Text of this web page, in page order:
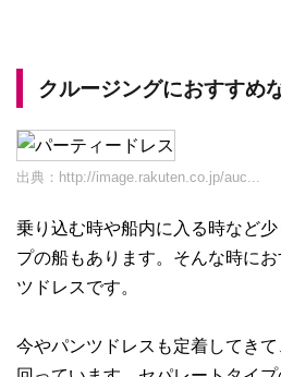
クルージングにおすすめ
出典： http://image.rakuten.co.jp/auc...
乗り込む時や船内に入る時など
プの船もあります。そんな時に
ツドレスです。
今やパンツドレスも定着してき